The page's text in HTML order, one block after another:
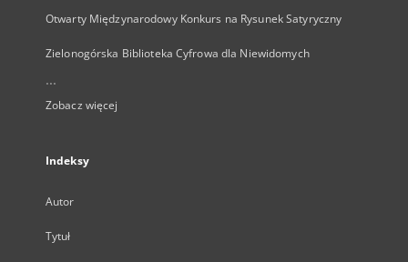
Otwarty Międzynarodowy Konkurs na Rysunek Satyryczny
Zielonogórska Biblioteka Cyfrowa dla Niewidomych
...
Zobacz więcej
Indeksy
Autor
Tytuł